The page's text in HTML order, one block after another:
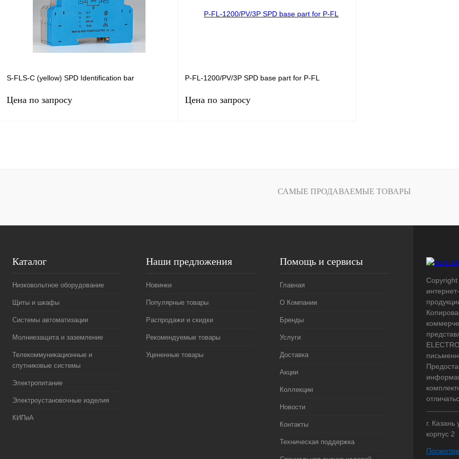
В избранное Под заказ
S-FLS-C (yellow) SPD Identification bar
Цена по запросу
Купить в 1 клик Сравнение
P-FL-1200/PV/3P SPD base part for P-FL
Цена по запросу
Купить в 1 клик Сравнение
САМЫЕ ПРОДАВАЕМЫЕ ТОВАРЫ
Каталог
Низковольтное оборудование
Щиты и шкафы
Системы автоматизации
Молниезащита и заземление
Телекоммуникационные и
спутниковые системы
Электропитание
Электроустановочные изделия
КИПиА
Наши предложения
Новинки
Популярные товары
Распродажи и скидки
Рекомендуемые товары
Уцененные товары
Помощь и сервисы
Главная
О Компании
Бренды
Услуги
Доставка
Акции
Коллекции
Новости
Контакты
Техническая поддержка
г.
корпус 2